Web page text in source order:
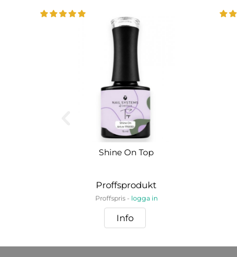
Shine On Top
Proffsprodukt
Proffspris - logga in
Info